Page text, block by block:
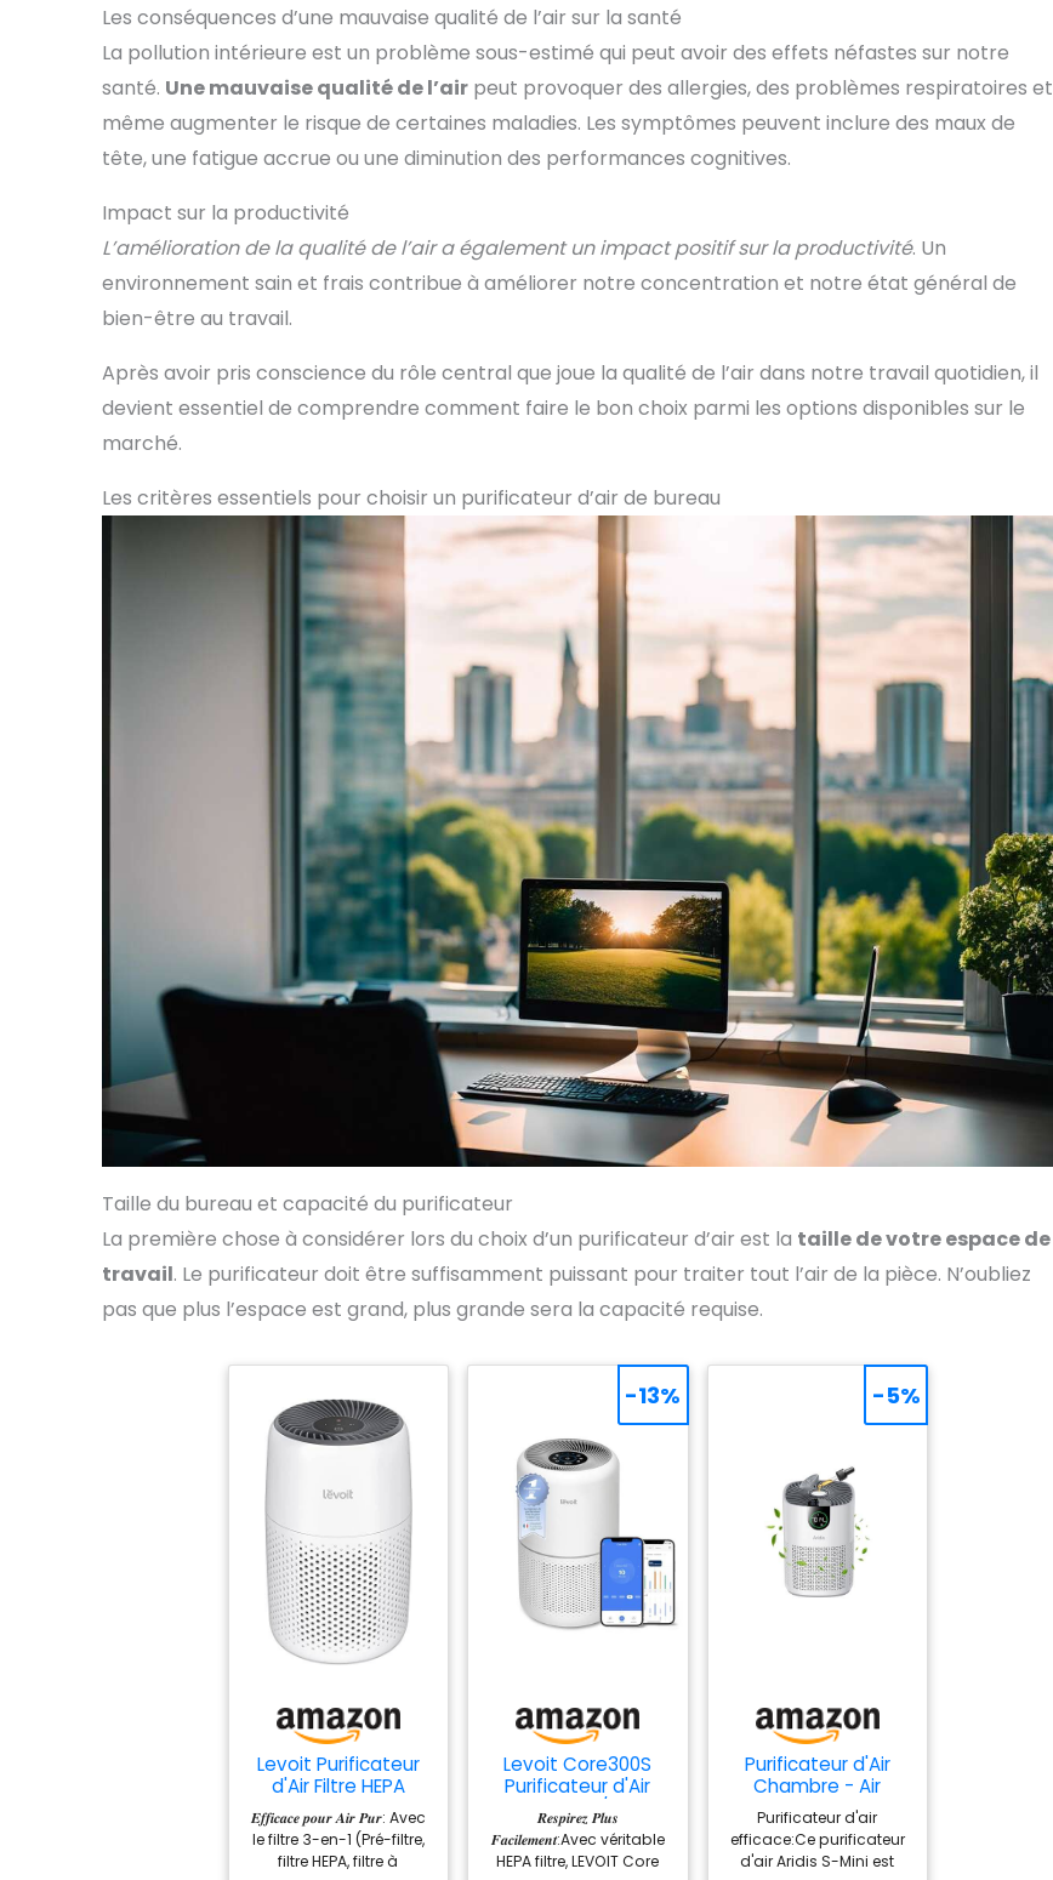
Les conséquences d’une mauvaise qualité de l’air sur la santé
La pollution intérieure est un problème sous-estimé qui peut avoir des effets néfastes sur notre
santé. Une mauvaise qualité de l’air peut provoquer des allergies, des problèmes respiratoires et
même augmenter le risque de certaines maladies. Les symptômes peuvent inclure des maux de
tête, une fatigue accrue ou une diminution des performances cognitives.
Impact sur la productivité
L’amélioration de la qualité de l’air a également un impact positif sur la productivité. Un
environnement sain et frais contribue à améliorer notre concentration et notre état général de
bien-être au travail.
Après avoir pris conscience du rôle central que joue la qualité de l’air dans notre travail quotidien, il
devient essentiel de comprendre comment faire le bon choix parmi les options disponibles sur le
marché.
Les critères essentiels pour choisir un purificateur d’air de bureau
Taille du bureau et capacité du purificateur
La première chose à considérer lors du choix d’un purificateur d’air est la taille de votre espace de
travail. Le purificateur doit être suffisamment puissant pour traiter tout l’air de la pièce. N’oubliez
pas que plus l’espace est grand, plus grande sera la capacité requise.
Levoit Purificateur
d'Air Filtre HEPA
99,97% 7W
Chambre Silencieux
Blanc
𝑬𝒇𝒇𝒊𝒄𝒂𝒄𝒆 𝒑𝒐𝒖𝒓 𝑨𝒊𝒓 𝑷𝒖𝒓: Avec
le filtre 3-en-1 (Pré-filtre,
filtre HEPA, filtre à
Levoit Core300S
Purificateur d'Air
CADR240m³/h HEPA
Capture contre
Allergie
𝑹𝒆𝒔𝒑𝒊𝒓𝒆𝒛 𝑷𝒍𝒖𝒔
𝑭𝒂𝒄𝒊𝒍𝒆𝒎𝒆𝒏𝒕:Avec véritable
HEPA filtre, LEVOIT Core
-13%
Purificateur d'Air
Chambre - Air
Purifier Hepa
Efficace Contre Le
Pollen, Les Allergies,
Les Odeurs Et Les
Purificateur d'air
efficace:Ce purificateur
d'air Aridis S-Mini est
-5%